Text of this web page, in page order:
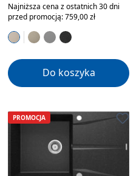
Najniższa cena z ostatnich 30 dni
przed promocją: 759,00 zł
Do koszyka
PROMOCJA